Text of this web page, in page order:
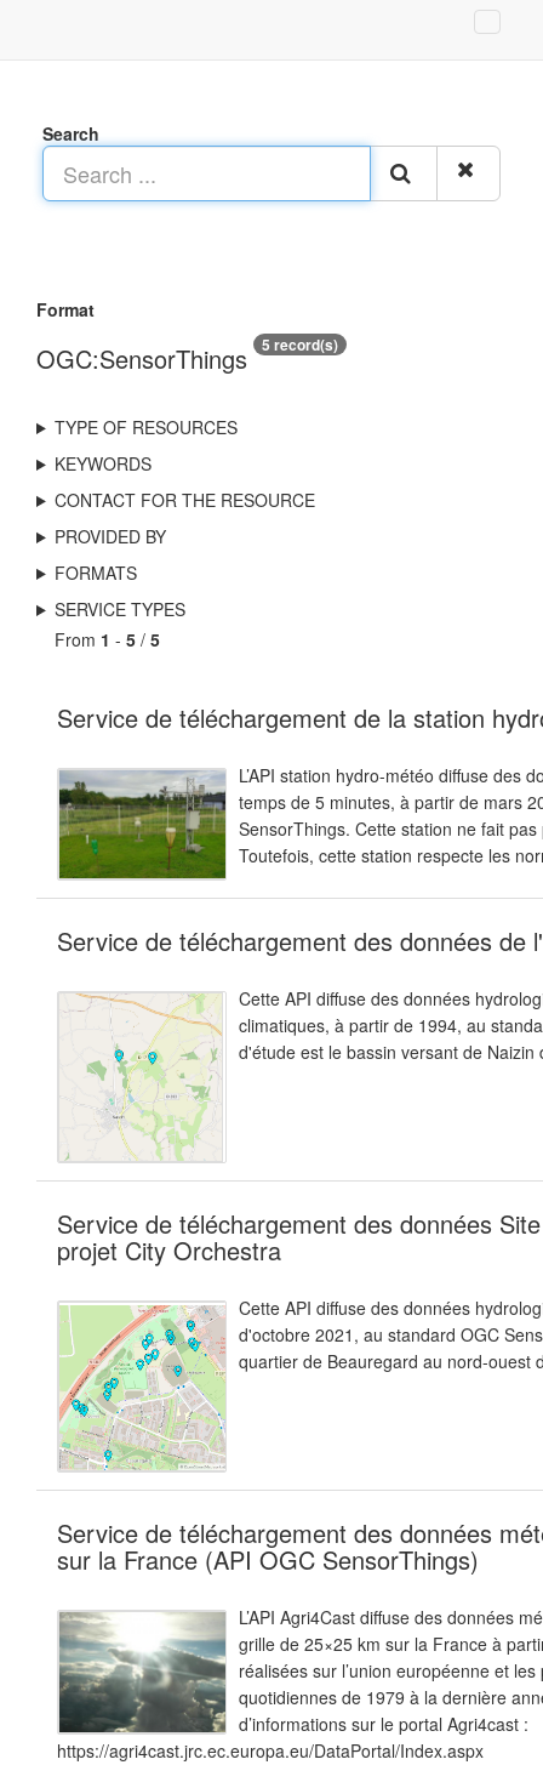
Search
Format
OGC:SensorThings 5 record(s)
TYPE OF RESOURCES
KEYWORDS
CONTACT FOR THE RESOURCE
PROVIDED BY
FORMATS
SERVICE TYPES
From 1 - 5 / 5
Service de téléchargement de la station
L’API station hydro-météo diffuse des
temps de 5 minutes, à partir de mars
SensorThings. Cette station ne fait
Toutefois, cette station respecte les
Service de téléchargement des données de
Cette API diffuse des données
climatiques, à partir de 1994, au
d'étude est le bassin versant de Naizin
Service de téléchargement des données
projet City Orchestra
Cette API diffuse des données
d'octobre 2021, au standard OGC
quartier de Beauregard au nord-ouest
Service de téléchargement des données
sur la France (API OGC SensorThings)
L’API Agri4Cast diffuse des données
grille de 25×25 km sur la France à
réalisées sur l’union européenne et
quotidiennes de 1979 à la dernière
d’informations sur le portal Agri4cast :
https://agri4cast.jrc.ec.europa.eu/DataPortal/Index.aspx